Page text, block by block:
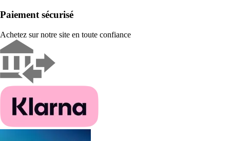
Paiement sécurisé
Achetez sur notre site en toute confiance